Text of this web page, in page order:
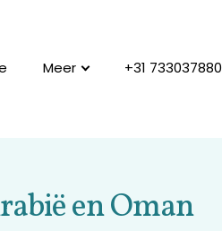
Meer +31 733037880
en Oman